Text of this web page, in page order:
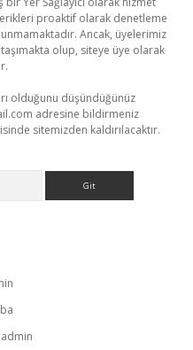
proaktif olarak denetleme
Ancak, üyelerimiz
olup, siteye üye olarak
olduğunu düşündüğünüz
adresine bildirmeniz
sitemizden kaldırılacaktır.
admin